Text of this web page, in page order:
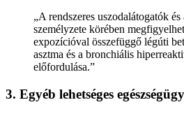
„A rendszeres uszodalátogatók és
személyzete körében
expozícióval összefüggő légúti
asztma és a bronchiális
előfordulása.”
3. Egyéb lehetséges